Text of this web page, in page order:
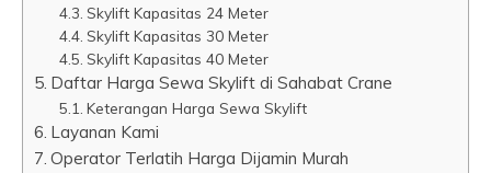
Skylift Kapasitas 24 Meter
Skylift Kapasitas 30 Meter
Skylift Kapasitas 40 Meter
Daftar Harga Sewa Skylift di Sahabat Crane
Keterangan Harga Sewa Skylift
Layanan Kami
Operator Terlatih Harga Dijamin Murah